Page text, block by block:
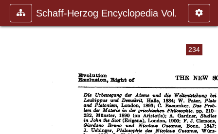
Schaff-Herzog Encyclopedia Vol.
234